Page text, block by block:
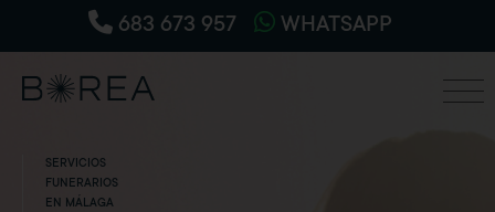
683 673 957 WHATSAPP
SERVICIOS
FUNERARIOS
EN MÁLAGA